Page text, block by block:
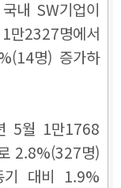
내 SW기업이
만2327명에서
명) 증가하
5월 1만1768
2.8%(327명)
기 대비 1.9%